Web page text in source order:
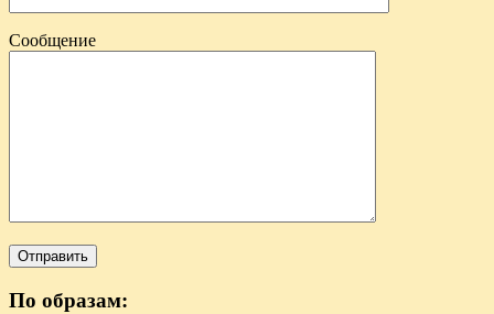
Сообщение
По образам: